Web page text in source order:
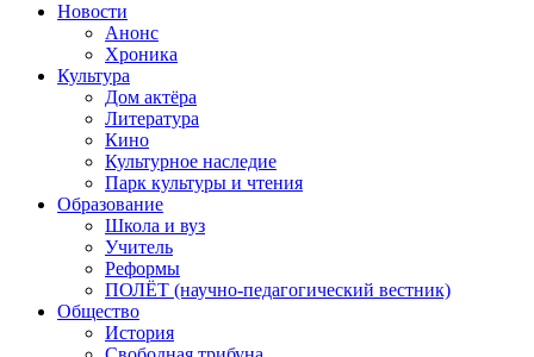
Новости
Анонс
Хроника
Культура
Дом актёра
Литература
Кино
Культурное наследие
Парк культуры и чтения
Образование
Школа и вуз
Учитель
Реформы
ПОЛЁТ (научно-педагогический вестник)
Общество
История